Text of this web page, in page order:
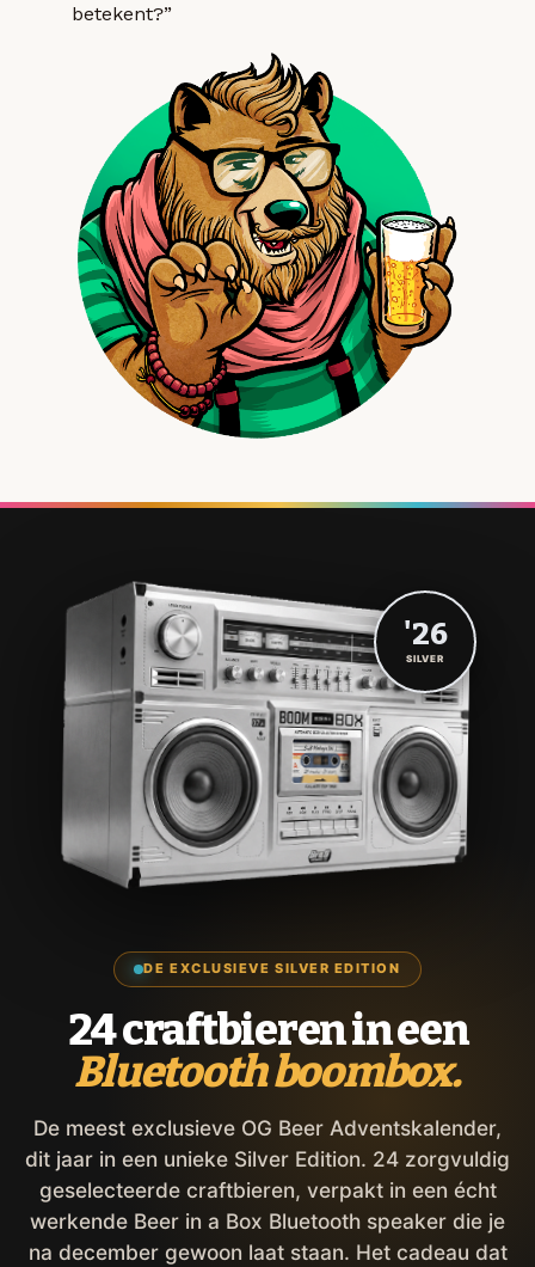
betekent?”
DE EXCLUSIEVE SILVER EDITION
24 craftbieren in een
Bluetooth boombox.
De meest exclusieve OG Beer Adventskalender,
dit jaar in een unieke Silver Edition. 24 zorgvuldig
geselecteerde craftbieren, verpakt in een écht
werkende Beer in a Box Bluetooth speaker die je
na december gewoon laat staan. Het cadeau dat
'26
SILVER